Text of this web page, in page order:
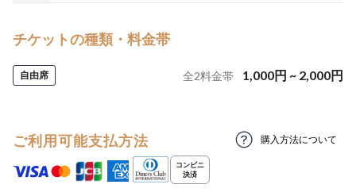
チケットの種類・料金帯
自由席 全2料金帯 1,000円 ~ 2,000円
ご利用可能支払方法 購入方法について